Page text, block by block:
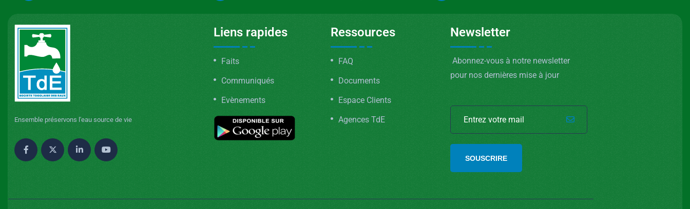
Ensemble préservons l'eau source de vie
Liens rapides
Faits
Communiqués
Evènements
Ressources
FAQ
Documents
Espace Clients
Agences TdE
Newsletter
Abonnez-vous à notre newsletter
pour nos dernières mise à jour
SOUSCRIRE